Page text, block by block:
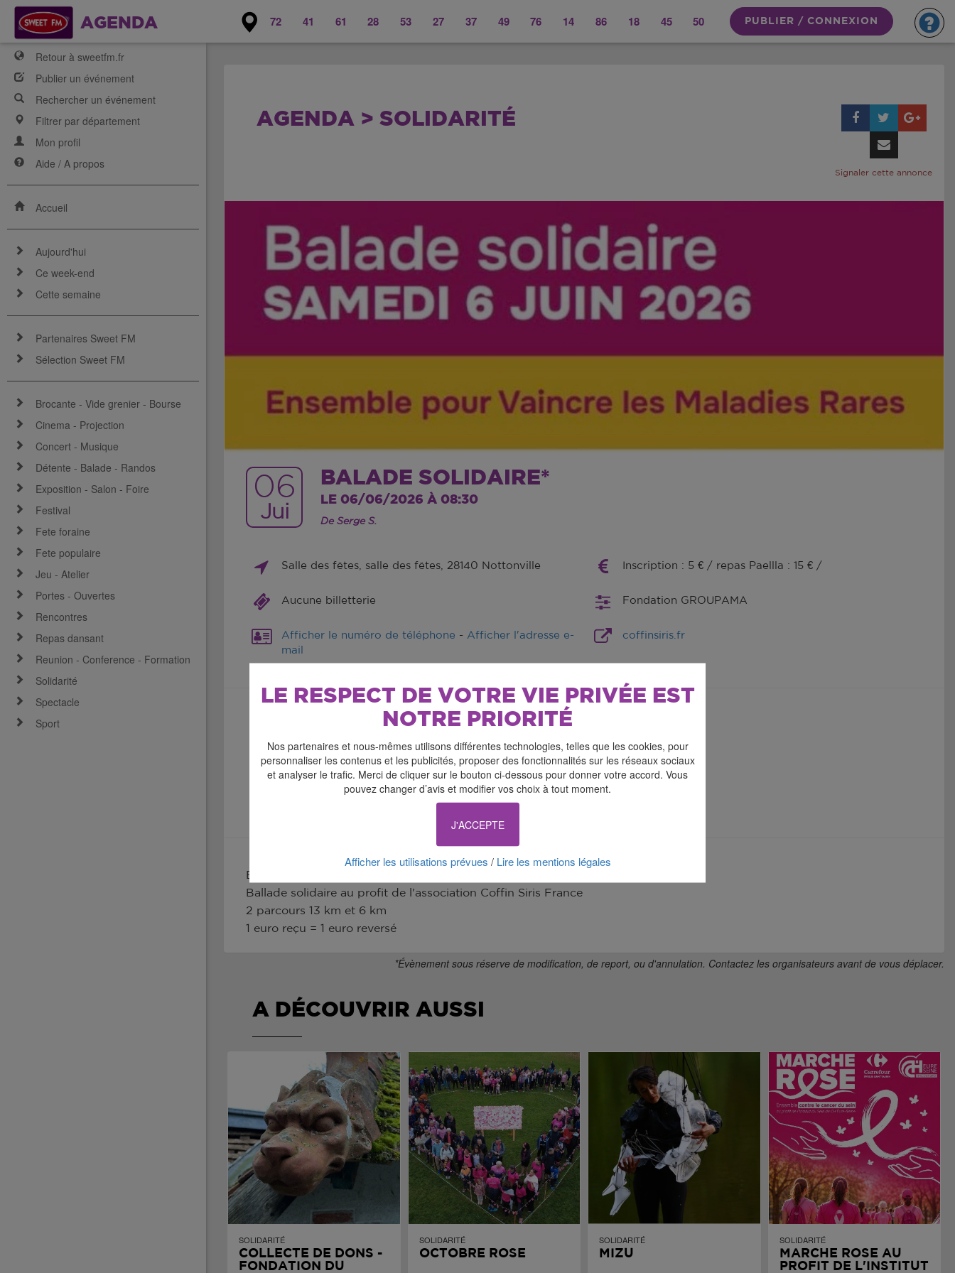
LE RESPECT DE VOTRE VIE PRIVÉE EST
NOTRE PRIORITÉ
Nos partenaires et nous-mêmes utilisons différentes technologies, telles que les cookies, pour
personnaliser les contenus et les publicités, proposer des fonctionnalités sur les réseaux sociaux
et analyser le trafic. Merci de cliquer sur le bouton ci-dessous pour donner votre accord. Vous
pouvez changer d’avis et modifier vos choix à tout moment.
J'ACCEPTE
Afficher les utilisations prévues / Lire les mentions légales
AGENDA 72 41 61 28 53 27 37 49 76 14 86 18 45 50 PUBLIER / CONNEXION
Retour à sweetfm.fr
Publier un événement
Rechercher un événement
Filtrer par département
Mon profil
Aide / A propos
Accueil
Aujourd'hui
Ce week-end
Cette semaine
Partenaires Sweet FM
Sélection Sweet FM
Brocante - Vide grenier - Bourse
Cinema - Projection
Concert - Musique
Détente - Balade - Randos
Exposition - Salon - Foire
Festival
Fete foraine
Fete populaire
Jeu - Atelier
Portes - Ouvertes
Rencontres
Repas dansant
Reunion - Conference - Formation
Solidarité
Spectacle
Sport
AGENDA > SOLIDARITÉ
Signaler cette annonce
06
Jui
BALADE SOLIDAIRE*
LE 06/06/2026 À 08:30
De Serge S.
Salle des fêtes, salle des fêtes, 28140 Nottonville Inscription : 5 € / repas Paellla : 15 € /
Aucune billetterie Fondation GROUPAMA
Afficher le numéro de téléphone - Afficher l'adresse e-
mail
coffinsiris.fr
Ensemble pour vaincre les Maladies Rares
Ballade solidaire au profit de l'association Coffin Siris France
2 parcours 13 km et 6 km
1 euro reçu = 1 euro reversé
*Évènement sous réserve de modification, de report, ou d'annulation. Contactez les organisateurs avant de vous déplacer.
A DÉCOUVRIR AUSSI
SOLIDARITÉ
COLLECTE DE DONS -
FONDATION DU
SOLIDARITÉ
OCTOBRE ROSE
SOLIDARITÉ
MIZU
SOLIDARITÉ
MARCHE ROSE AU
PROFIT DE L'INSTITUT